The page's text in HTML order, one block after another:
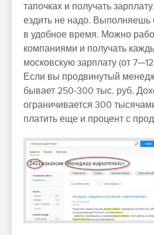
тапочках и получать
ездить не надо. Выполняешь
в удобное время. Можно
компаниями и получать
московскую зарплату (от
Если вы продвинутый
бывает 250-300 тыс. руб.
ограничивается 300
платить еще и процент с